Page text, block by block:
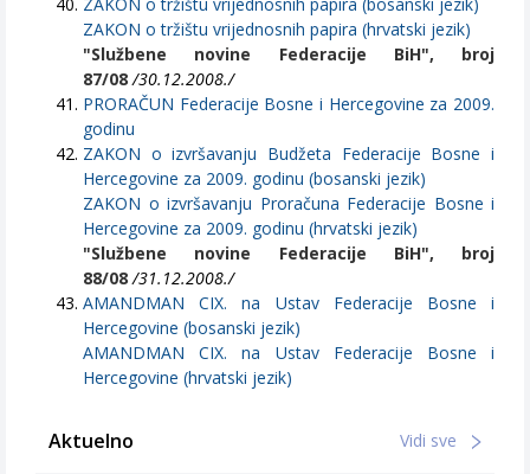
ZAKON o tržištu vrijednosnih papira (hrvatski jezik)
"Službene novine Federacije BiH", broj
87/08 /30.12.2008./
PRORAČUN Federacije Bosne i Hercegovine za 2009.
godinu
ZAKON o izvršavanju Budžeta Federacije Bosne i
Hercegovine za 2009. godinu (bosanski jezik)
ZAKON o izvršavanju Proračuna Federacije Bosne i
Hercegovine za 2009. godinu (hrvatski jezik)
"Službene novine Federacije BiH", broj
88/08/31.12.2008./
AMANDMAN CIX. na Ustav Federacije Bosne i
Hercegovine (bosanski jezik)
AMANDMAN CIX. na Ustav Federacije Bosne i
Hercegovine (hrvatski jezik)
Aktuelno Vidi sve